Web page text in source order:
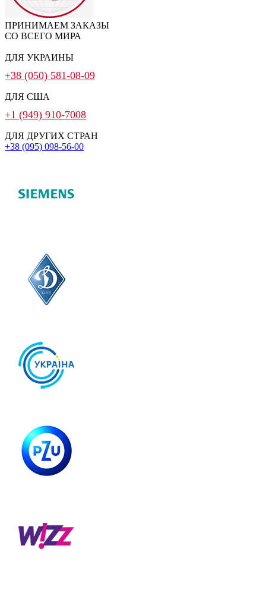
ПРИНИМАЕМ ЗАКАЗЫ
СО ВСЕГО МИРА
ДЛЯ УКРАИНЫ
+38 (050) 581-08-09
ДЛЯ США
+1 (949) 910-7008
ДЛЯ ДРУГИХ СТРАН
+38 (095) 098-56-00